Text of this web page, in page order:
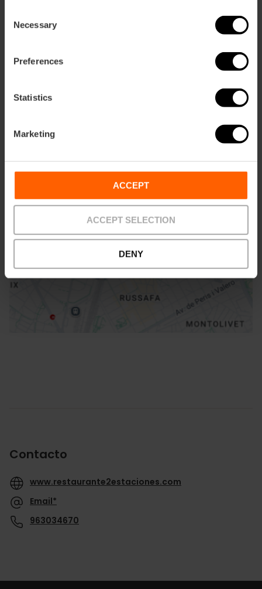
Selection
Necessary
Preferences
Statistics
Marketing
ACCEPT
ACCEPT SELECTION
DENY
Activar mapa
Cómo llegar
Contacto
www.restaurante2estaciones.com
Email*
963034670